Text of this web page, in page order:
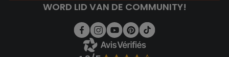
WORD LID VAN DE COMMUNITY!